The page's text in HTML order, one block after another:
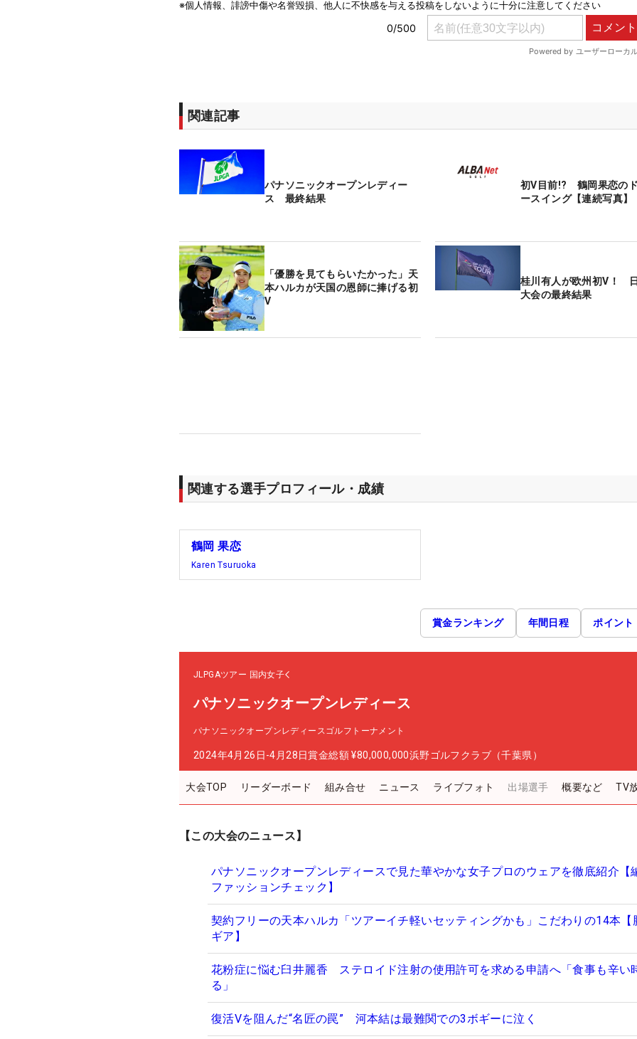
関連記事
パナソニックオープンレディー
ス 最終結果
初V目前!? 鶴岡果恋の
ースイング【連続写真】
「優勝を見てもらいたかった」天
本ハルカが天国の恩師に捧げる初
V
桂川有人が欧州初V！
大会の最終結果
関連する選手プロフィール・成績
鶴岡 果恋
Karen Tsuruoka
賞金ランキング 年間日程 ポイント
JLPGAツアー 国内女子
パナソニックオープンレディース
パナソニックオープンレディースゴルフトーナメント
2024年4月26日-4月28日賞金総額 ¥80,000,000浜野ゴルフクラブ（千葉県）
大会TOP リーダーボード 組み合せ ニュース ライブフォト 出場選手 概要など TV
【この大会のニュース】
パナソニックオープンレディースで見た華やかな女子プロのウェアを徹底紹介【
ファッションチェック】
契約フリーの天本ハルカ「ツアーイチ軽いセッティングかも」こだわりの14本【
ギア】
花粉症に悩む臼井麗香 ステロイド注射の使用許可を求める申請へ「食事も辛い
る」
復活Vを阻んだ“名匠の罠” 河本結は最難関での3ボギーに泣く